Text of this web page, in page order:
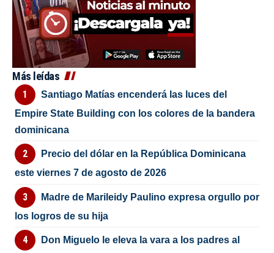
Más leídas
Santiago Matías encenderá las luces del
Empire State Building con los colores de la bandera
dominicana
Precio del dólar en la República Dominicana
este viernes 7 de agosto de 2026
Madre de Marileidy Paulino expresa orgullo por
los logros de su hija
Don Miguelo le eleva la vara a los padres al